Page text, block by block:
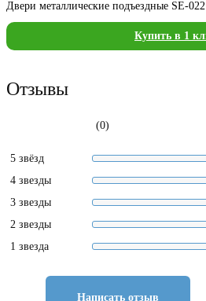
Двери металлические подъездные SE-022
Купить в 1
Отзывы
(0)
5 звёзд
4 звезды
3 звезды
2 звезды
1 звезда
Написать отзыв